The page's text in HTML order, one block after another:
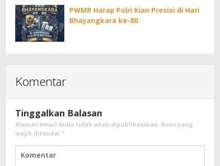
PWMR Harap Polri Kian Presisi di Hari
Bhayangkara ke-80
Komentar
Tinggalkan Balasan
Alamat email Anda tidak akan dipublikasikan. Ruas yang
wajib ditandai *